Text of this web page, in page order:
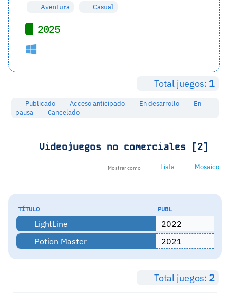
Aventura Casual
2025
Total juegos: 1
Publicado Acceso anticipado En desarrollo
En
pausa
Cancelado
Videojuegos no comerciales [2]
Mostrar como Lista Mosaico
TÍTULO PUBL
LightLine
2022
Potion Master
2021
Total juegos: 2